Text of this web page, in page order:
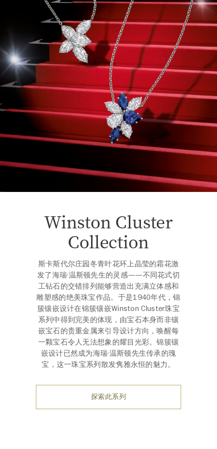
Winston Cluster
Collection
斯卡斯代尔庄园冬青叶花环上晶莹的霜花激
发了海瑞·温斯顿先生的灵感——不同花式切
工钻石的交错排列能够营造出充满立体感和
雕塑感的绝美珠宝作品。于是1940年代，锦
簇镶嵌设计在锦簇镶嵌Winston Cluster珠宝
系列中得到完美的体现，由宝石本身而非镶
嵌宝石的贵重金属来引导设计方向，唤醒每
一颗宝石令人无法想象的耀目光彩。锦簇镶
嵌设计已然成为海瑞·温斯顿先生传承的瑰
宝，这一珠宝系列散发隽雅永恒的魅力。
探索此系列